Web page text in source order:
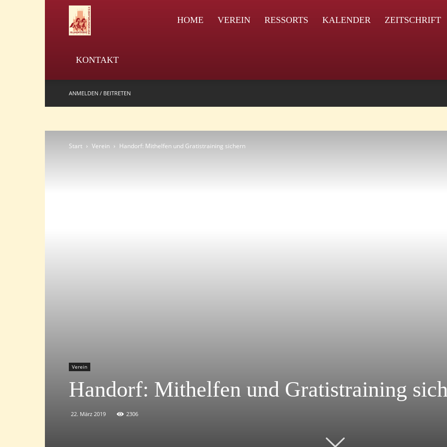
IPZV
HOME VEREIN RESSORTS KALENDER ZEITSCHRIFT
KONTAKT
ANMELDEN / BEITRETEN
Start Verein Handorf: Mithelfen und Gratistraining sichern
Verein
Handorf: Mithelfen und Gratistraining
22. März 2019 2306